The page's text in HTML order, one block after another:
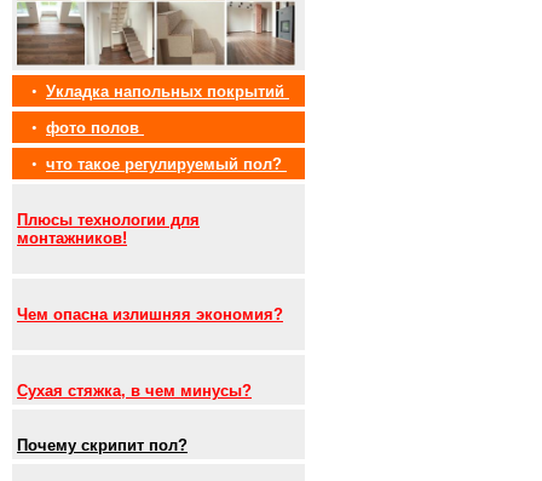
• Укладка напольных покрытий
• фото полов
• что такое регулируемый пол?
Плюсы технологии для
монтажников!
Чем опасна излишняя экономия?
Сухая стяжка, в чем минусы?
Почему скрипит пол?